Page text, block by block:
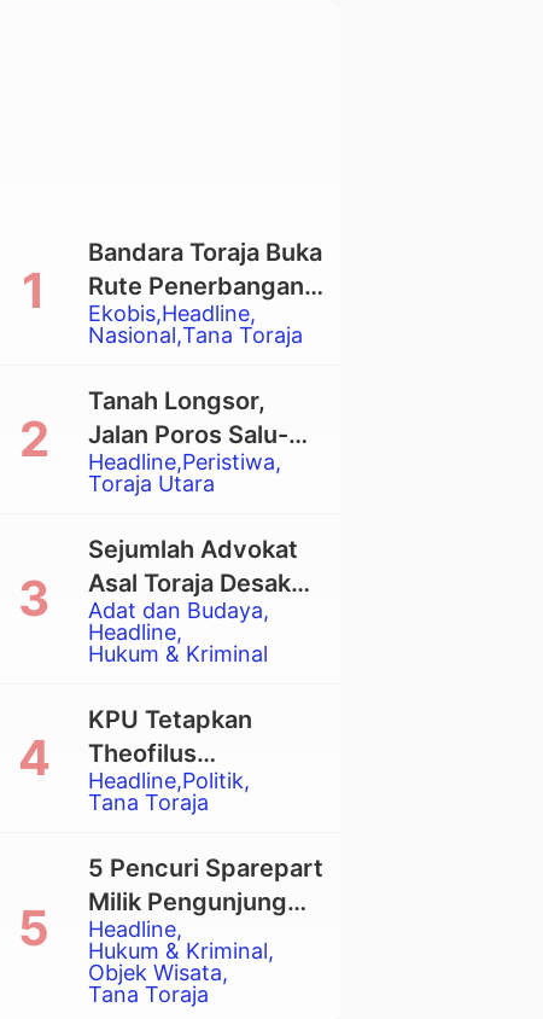
Ekobis Headline
Nasional Tana Toraja
Bandara Toraja Buka
Rute Penerbangan
Langsung Toraja-
Balikpapan
Headline Peristiwa
Toraja Utara
Tanah Longsor,
Jalan Poros Salu-
Dende’ Tertutup
Total
Adat dan Budaya
Headline
Hukum & Kriminal
Sejumlah Advokat
Asal Toraja Desak
Mahkamah Agung
Larang Penggunaan
Eksekusi Rumah
Adat Tongkonan
Headline Politik
Tana Toraja
KPU Tetapkan
Theofilus
Allorerung dan
Zadrak Tombe
sebagai Bupati dan
Wakil Bupati Tana
Toraja Terpilih
Headline
Hukum & Kriminal
Objek Wisata
Tana Toraja
5 Pencuri Sparepart
Milik Pengunjung
Objek Wisata
Pango-Pango
Ditangkap Polisi